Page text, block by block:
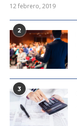
12 febrero, 2019
2
3